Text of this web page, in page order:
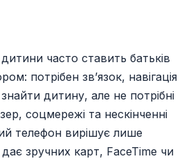
часто ставить батьків
потрібен зв’язок, навігація
дитину, але не потрібні
соцмережі та нескінченні
телефон вирішує лише
зручних карт, FaceTime чи